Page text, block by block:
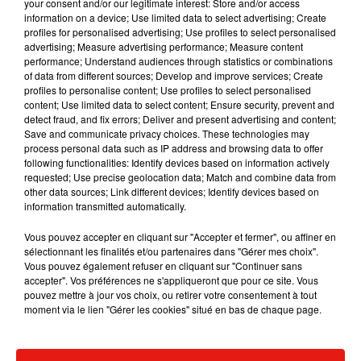
Musique
7 août 2026
RÜFÜS DU SOL annonce un nouvel
album après sa tournée mondiale
7 août 2026
Angèle et Amélie Lens dévoilent leur
collaboration tant attendue
Il y a 10 ans, DJ Snake changeait de
your consent and/or our legitimate interest: Store and/or access
information on a device; Use limited data to select advertising; Create
profiles for personalised advertising; Use profiles to select personalised
advertising; Measure advertising performance; Measure content
performance; Understand audiences through statistics or combinations
of data from different sources; Develop and improve services; Create
profiles to personalise content; Use profiles to select personalised
content; Use limited data to select content; Ensure security, prevent and
detect fraud, and fix errors; Deliver and present advertising and content;
Save and communicate privacy choices. These technologies may
process personal data such as IP address and browsing data to offer
following functionalities: Identify devices based on information actively
requested; Use precise geolocation data; Match and combine data from
other data sources; Link different devices; Identify devices based on
information transmitted automatically.
Vous pouvez accepter en cliquant sur "Accepter et fermer", ou affiner en
sélectionnant les finalités et/ou partenaires dans "Gérer mes choix".
Vous pouvez également refuser en cliquant sur "Continuer sans
accepter". Vos préférences ne s'appliqueront que pour ce site. Vous
pouvez mettre à jour vos choix, ou retirer votre consentement à tout
moment via le lien "Gérer les cookies" situé en bas de chaque page.